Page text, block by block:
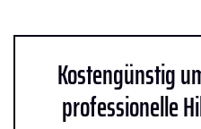
Kostengünstig
professionelle